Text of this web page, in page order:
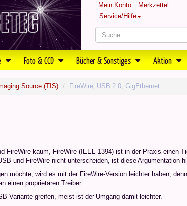
Mein Konto
Merkzettel
Service/Hilfe
Foto & CCD Bücher & Sonstiges Aktion
Source (TIS) FireWire, USB 2.0, GigEthernet
FireWire kaum, FireWire (IEEE-1394) ist in der Praxis einen
und FireWire nicht unterscheiden, ist diese Argumentation
möchte, wird es mit der FireWire-Version leichter haben,
einen proprietären Treiber.
Variante greifen, meist ist der Umgang damit leichter.